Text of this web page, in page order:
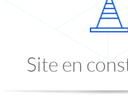
Site en